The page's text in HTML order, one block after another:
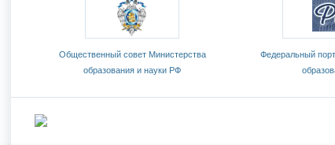
Общественный совет Министерства
образования и науки РФ
Федеральный